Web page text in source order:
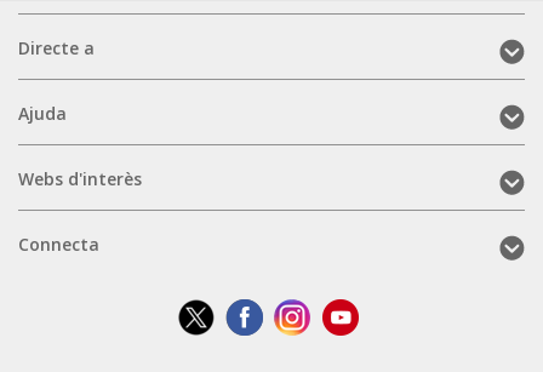
Directe
a
Directe a
Ajuda
(mobile)
Ajuda
Webs
d'interès
Webs d'interès
Connecta
Connecta